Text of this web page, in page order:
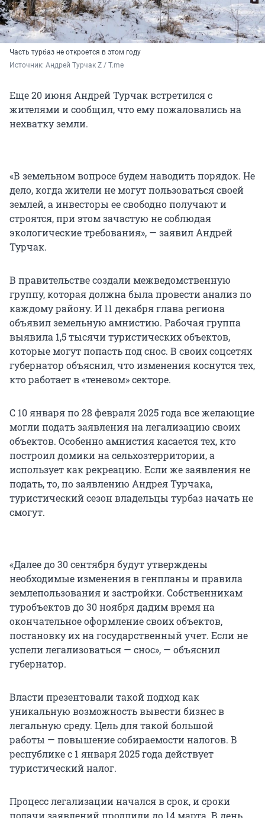
Часть турбаз не откроется в этом году
Источник: Андрей Турчак Z / T.me
Еще 20 июня Андрей Турчак встретился с
жителями и сообщил, что ему пожаловались на
нехватку земли.
«В земельном вопросе будем наводить порядок. Не
дело, когда жители не могут пользоваться своей
землей, а инвесторы ее свободно получают и
строятся, при этом зачастую не соблюдая
экологические требования», — заявил Андрей
Турчак.
В правительстве создали межведомственную
группу, которая должна была провести анализ по
каждому району. И 11 декабря глава региона
объявил земельную амнистию. Рабочая группа
выявила 1,5 тысячи туристических объектов,
которые могут попасть под снос. В своих соцсетях
губернатор объяснил, что изменения коснутся тех,
кто работает в «теневом» секторе.
С 10 января по 28 февраля 2025 года все желающие
могли подать заявления на легализацию своих
объектов. Особенно амнистия касается тех, кто
построил домики на сельхозтерритории, а
использует как рекреацию. Если же заявления не
подать, то, по заявлению Андрея Турчака,
туристический сезон владельцы турбаз начать не
смогут.
«Далее до 30 сентября будут утверждены
необходимые изменения в генпланы и правила
землепользования и застройки. Собственникам
туробъектов до 30 ноября дадим время на
окончательное оформление своих объектов,
постановку их на государственный учет. Если не
успели легализоваться — снос», — объяснил
губернатор.
Власти презентовали такой подход как
уникальную возможность вывести бизнес в
легальную среду. Цель для такой большой
работы — повышение собираемости налогов. В
республике с 1 января 2025 года действует
туристический налог.
Процесс легализации начался в срок, и сроки